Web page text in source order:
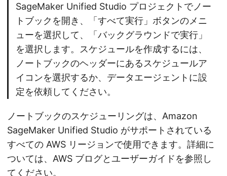
SageMaker Unified Studio プロジェクトでノー
トブックを開き、「すべて実行」ボタンのメニ
ューを選択して、「バックグラウンドで実行」
を選択します。スケジュールを作成するには、
ノートブックのヘッダーにあるスケジュールア
イコンを選択するか、データエージェントに設
定を依頼してください。
ノートブックのスケジューリングは、Amazon
SageMaker Unified Studio がサポートされている
すべての AWS リージョンで使用できます。詳細に
ついては、AWS ブログとユーザーガイドを参照し
てください。